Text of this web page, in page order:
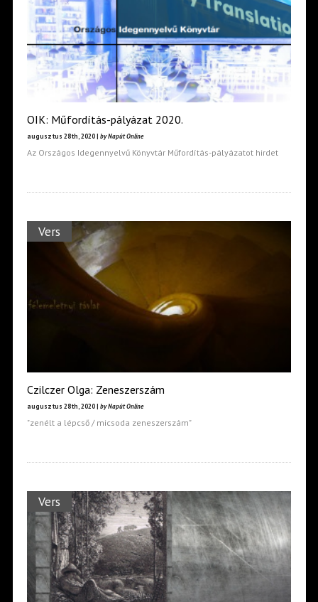
OIK: Műfordítás-pályázat 2020.
augusztus 28th, 2020 | by Napút Online
Az Országos Idegennyelvű Könyvtár Műfordítás-pályázatot hirdet
Vers
Czilczer Olga: Zeneszerszám
augusztus 28th, 2020 | by Napút Online
"zenélt a lépcső / micsoda zeneszerszám"
Vers